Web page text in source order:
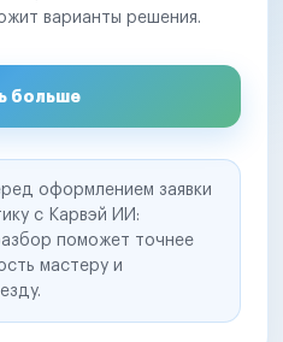
варианты решения.
больше
оформлением заявки
с Карвэй ИИ:
поможет точнее
мастеру и